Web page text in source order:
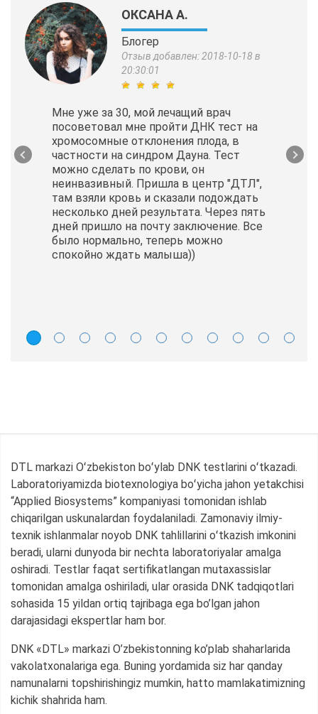
ОКСАНА А.
Блогер
Отзыв добавлен: 2018-10-18 в
20:30:01
Мне уже за 30, мой лечащий врач
посоветовал мне пройти ДНК тест на
хромосомные отклонения плода, в
частности на синдром Дауна. Тест
можно сделать по крови, он
неинвазивный. Пришла в центр "ДТЛ",
там взяли кровь и сказали подождать
несколько дней результата. Через пять
дней пришло на почту заключение. Все
было нормально, теперь можно
спокойно ждать малыша))
DTL markazi Oʻzbekiston boʻylab DNK testlarini oʻtkazadi.
Laboratoriyamizda biotexnologiya boʻyicha jahon yetakchisi
“Applied Biosystems” kompaniyasi tomonidan ishlab
chiqarilgan uskunalardan foydalaniladi. Zamonaviy ilmiy-
texnik ishlanmalar noyob DNK tahlillarini oʻtkazish imkonini
beradi, ularni dunyoda bir nechta laboratoriyalar amalga
oshiradi. Testlar faqat sertifikatlangan mutaxassislar
tomonidan amalga oshiriladi, ular orasida DNK tadqiqotlari
sohasida 15 yildan ortiq tajribaga ega bo’lgan jahon
darajasidagi ekspertlar ham bor.
DNK «DTL» markazi O’zbekistonning ko’plab shaharlarida
vakolatxonalariga ega. Buning yordamida siz har qanday
namunalarni topshirishingiz mumkin, hatto mamlakatimizning
kichik shahrida ham.